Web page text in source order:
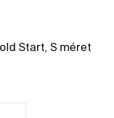
Start, S méret